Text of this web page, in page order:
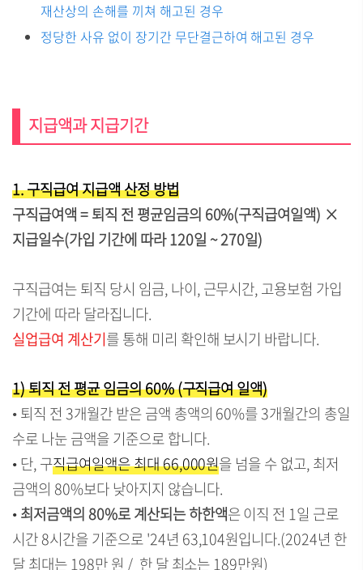
재산상의 손해를 끼쳐 해고된 경우
정당한 사유 없이 장기간 무단결근하여 해고된 경우
지급액과 지급기간
1. 구직급여 지급액 산정 방법
구직급여액 = 퇴직 전 평균임금의 60%(구직급여일액) ×
지급일수(가입 기간에 따라 120일 ~ 270일)
구직급여는 퇴직 당시 임금, 나이, 근무시간, 고용보험 가입
기간에 따라 달라집니다.
실업급여 계산기를 통해 미리 확인해 보시기 바랍니다.
1) 퇴직 전 평균 임금의 60% (구직급여 일액)
• 퇴직 전 3개월간 받은 금액 총액의 60%를 3개월간의 총일
수로 나눈 금액을 기준으로 합니다.
•단, 구직급여일액은 최대 66,000원을 넘을 수 없고, 최저
금액의 80%보다 낮아지지 않습니다.
•최저금액의 80%로 계산되는 하한액은 이직 전 1일 근로
시간 8시간을 기준으로 '24년 63,104원입니다.(2024년 한
달 최대는 198만 원 / 한 달 최소는 189만원)